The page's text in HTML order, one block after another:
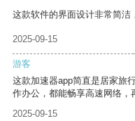
这款软件的界面设计非常简洁
2025-09-15
游客
这款加速器app简直是居家旅
作办公，都能畅享高速网络，
2025-09-15